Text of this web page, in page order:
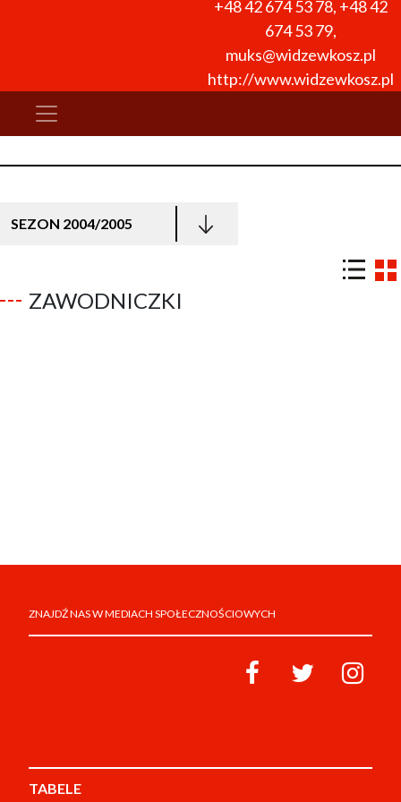
+48 42 674 53 78, +48 42
674 53 79,
muks@widzewkosz.pl
http://www.widzewkosz.pl
SEZON 2004/2005
ZAWODNICZKI
ZNAJDŹ NAS W MEDIACH SPOŁECZNOŚCIOWYCH
TABELE